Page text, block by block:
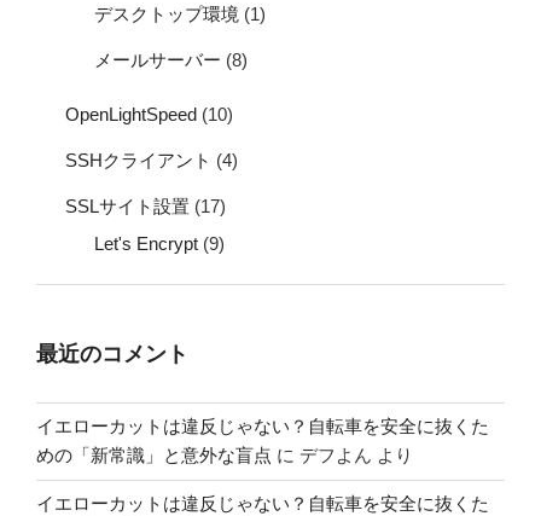
デスクトップ環境 (1)
メールサーバー (8)
OpenLightSpeed (10)
SSHクライアント (4)
SSLサイト設置 (17)
Let's Encrypt (9)
最近のコメント
イエローカットは違反じゃない？自転車を安全に抜くた
めの「新常識」と意外な盲点 に デフよん より
イエローカットは違反じゃない？自転車を安全に抜くた